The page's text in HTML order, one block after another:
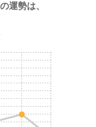
運勢は、